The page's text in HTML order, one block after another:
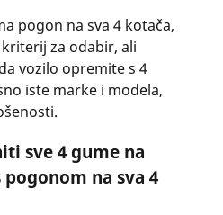
pogon na sva 4 kotača,
za odabir, ali
vozilo opremite s 4
iste marke i modela,
sve 4 gume na
pogonom na sva 4